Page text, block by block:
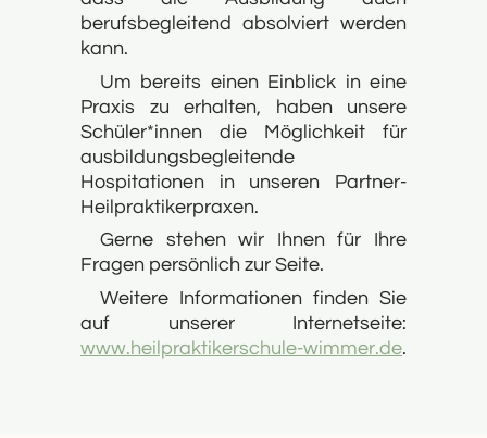
berufsbegleitend absolviert werden
kann.
Um bereits einen Einblick in eine
Praxis zu erhalten, haben unsere
Schüler*innen die Möglichkeit für
ausbildungsbegleitende
Hospitationen in unseren Partner-
Heilpraktikerpraxen.
Gerne stehen wir Ihnen für Ihre
Fragen persönlich zur Seite.
Weitere Informationen finden Sie
auf unserer Internetseite:
www.heilpraktikerschule-wimmer.de.